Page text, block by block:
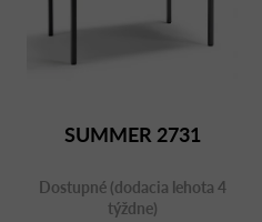
SUMMER 2731
Dostupné (dodacia lehota 4
týždne)